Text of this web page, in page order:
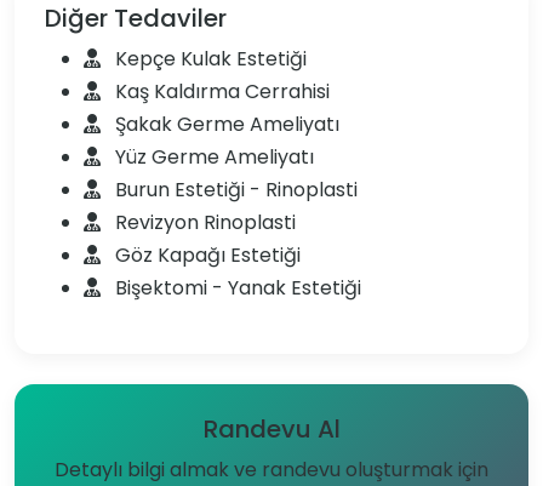
Diğer Tedaviler
Kepçe Kulak Estetiği
Kaş Kaldırma Cerrahisi
Şakak Germe Ameliyatı
Yüz Germe Ameliyatı
Burun Estetiği - Rinoplasti
Revizyon Rinoplasti
Göz Kapağı Estetiği
Bişektomi - Yanak Estetiği
Randevu Al
Detaylı bilgi almak ve randevu oluşturmak için